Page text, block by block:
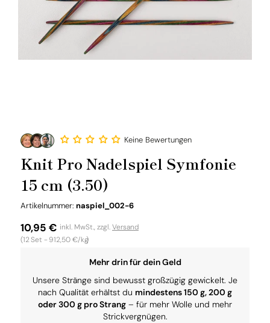
Keine Bewertungen
Knit Pro Nadelspiel Symfonie
15 cm (3.50)
Artikelnummer: SKU:
naspiel_002-6
Normaler
Preis
10,95 €
(12Set - Grundpreis
912,50 €/kg)
inkl. MwSt., zzgl.Versand
Mehr drin für dein Geld
Unsere Stränge sind bewusst großzügig gewickelt. Je
nach Qualität erhältst du mindestens 150 g, 200 g
oder 300 g pro Strang – für mehr Wolle und mehr
Strickvergnügen.